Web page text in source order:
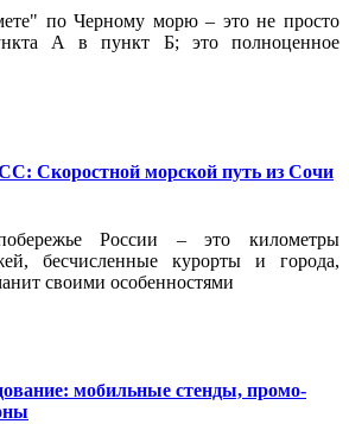
по Черному морю – это не просто
А в пункт Б; это полноценное
морской путь из Сочи
России – это километры
бесчисленные курорты и города,
своими особенностями
мобильные стенды, промо-